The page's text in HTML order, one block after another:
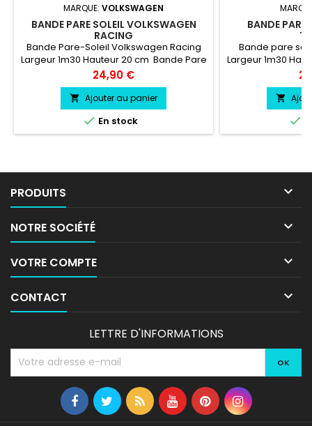
MARQUE: VOLKSWAGEN
BANDE PARE SOLEIL VOLKSWAGEN
RACING
Bande Pare-Soleil Volkswagen Racing
Largeur 1m30 Hauteur 20 cm Bande Pare
soleil couleur au choix Logo Volkswagen
Racing couleur au choix
Prix
24,90 €
 Ajouter au panier
 En stock
BANDE
Bande pare
Largeur 1m30
soleil couleur
TAYCAN


PRODUITS 
NOTRE SOCIÉTÉ 
VOTRE COMPTE 
CONTACT 
LETTRE D'INFORMATIONS